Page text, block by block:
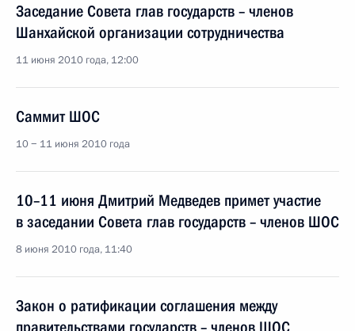
Заседание Совета глав государств – членов
Шанхайской организации сотрудничества
11 июня 2010 года, 12:00
Саммит ШОС
10 − 11 июня 2010 года
10–11 июня Дмитрий Медведев примет участие
в заседании Совета глав государств – членов ШОС
8 июня 2010 года, 11:40
Закон о ратификации соглашения между
правительствами государств – членов ШОС